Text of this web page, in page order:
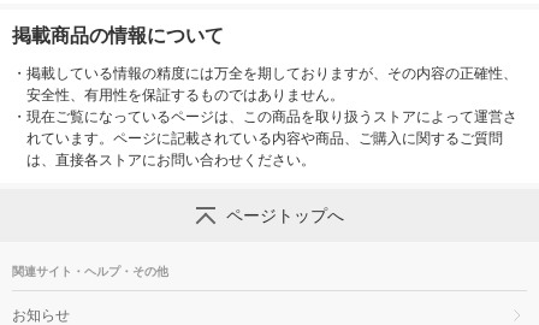
掲載商品の情報について
・ 掲載している情報の精度には万全を期しておりますが、その内容の正確性、
安全性、有用性を保証するものではありません。
・ 現在ご覧になっているページは、この商品を取り扱うストアによって運営さ
れています。ページに記載されている内容や商品、ご購入に関するご質問
は、直接各ストアにお問い合わせください。
ページトップへ
関連サイト・ヘルプ・その他
お知らせ